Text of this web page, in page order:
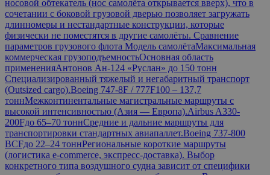
носовой обтекатель (нос самолёта открывается вверх), что в
сочетании с боковой грузовой дверью позволяет загружать
длинномеры и нестандартные конструкции, которые
физически не поместятся в другие самолёты. Сравнение
параметров грузового флота Модель самолётаМаксимальная
коммерческая грузоподъемностьОсновная область
примененияАнтонов Ан-124 «Руслан» до 150 тонн
Специализированный тяжелый и негабаритный транспорт
(Outsized cargo).Boeing 747-8F / 777F100 – 137,7
тоннМежконтинентальные магистральные маршруты с
высокой интенсивностью (Азия — Европа).Airbus A330-
200Fдо 65–70 тоннСредние и дальние маршруты для
транспортировки стандартных авиапаллет.Boeing 737-800
BCFдо 22–24 тоннРегиональные короткие маршруты
(логистика e-commerce, экспресс-доставка). Выбор
конкретного типа воздушного судна зависит от специфики